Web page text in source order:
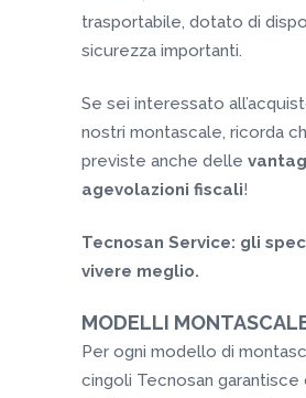
trasportabile, dotato di
sicurezza importanti.
Se sei interessato
nostri montascale, ricorda
previste anche delle
agevolazioni fiscali!
Tecnosan Service: gli
vivere meglio.
MODELLI
Per ogni modello di
cingoli Tecnosan garantisce